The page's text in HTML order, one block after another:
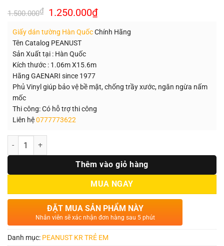
1.500.000₫ Giá
gốc
1.500.000₫.
1.250.000₫Giá
hiện
là:
Giấy dán tường Hàn QuốcChính Hãng
Tên Catalog PEANUST
Sản Xuất tại : Hàn Quốc
Kích thước : 1.06m X15.6m
Hãng GAENARI since 1977
Phủ Vinyl giúp bảo vệ bề mặt, chống trầy xước, ngăn ngừa nấm
mốc
Thi công: Có hỗ trợ thi công
Liên hệ0777773622
Số lượng
Thêm vào giỏ hàng
MUA NGAY
ĐẶT MUA SẢN PHẨM NÀY
Nhân viên sẽ xác nhận đơn hàng sau 5 phút
Danh mục: PEANUST KR TRẺ EM